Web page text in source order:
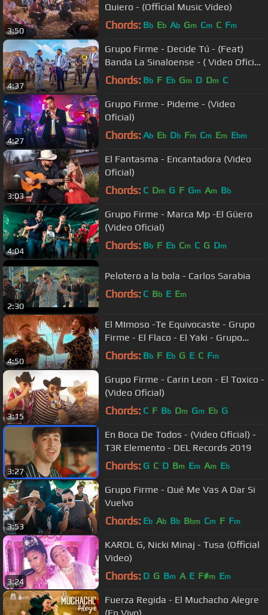
3:50
Quiero - (Official Music Video)
Chords: Bb Eb Ab Gm Cm C Fm
4:37
Grupo Firme - Decide Tú - (Feat)
Banda La Sinaloense - ( Video Oficial
)Chords: Bb F Eb Gm D Dm C
4:27
Grupo Firme - Pideme - (Video
Oficial)
Chords: Ab Eb Db Fm Cm Em Ebm
3:03
El Fantasma - Encantadora (Video
Oficial)
Chords: C Dm G F Gm Am Bb
4:04
Grupo Firme - Marca Mp -El Güero
(Video Oficial)
Chords: Bb F Eb Cm C G Dm
2:30
Pelotero a la bola - Carlos Sarabia
Chords: C Bb E Em
4:50
​El MImoso -Te Equivocaste - Grupo
Firme - El Flaco - El Yaki - Grupo
Codiciado (Video Oficial)
Chords: Bb F Eb G E C Fm
3:15
Grupo Firme - Carin Leon - El Toxico -
(Video Oficial)
Chords: C F Bb Dm Gm Eb G
3:27
En Boca De Todos - (Video Oficial) -
T3R Elemento - DEL Records 2019
Chords: G C D Bm Em Am Eb
3:53
Grupo Firme - Qué Me Vas A Dar Si
Vuelvo
Chords: Eb Ab Bb Bbm Cm F Fm
3:24
KAROL G, Nicki Minaj - Tusa (Official
Video)
Chords: D G Bm A E F#m Em
Fuerza Regida - El Muchacho Alegre